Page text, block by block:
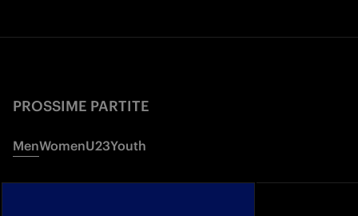
PROSSIME PARTITE
MenWomenU23Youth